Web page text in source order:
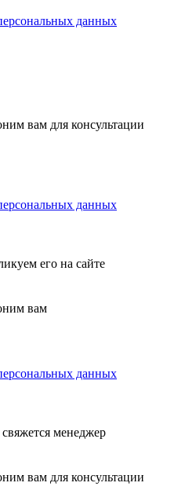
данных
вам для консультации
данных
его на сайте
вам
данных
менеджер
вам для консультации